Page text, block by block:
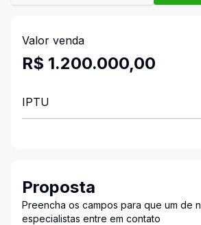
Valor venda
R$ 1.200.000,00
IPTU
Proposta
Preencha os campos para que um de
especialistas entre em contato